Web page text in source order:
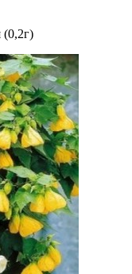
(0,2г)